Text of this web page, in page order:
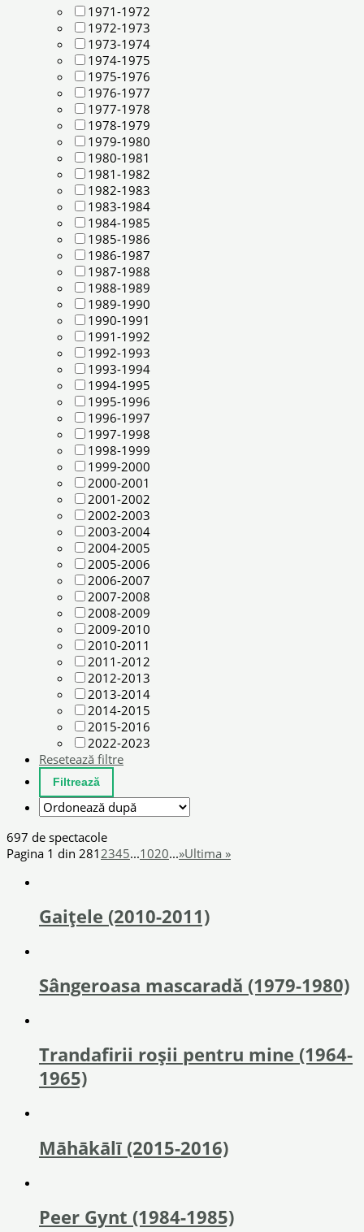
1971-1972
1972-1973
1973-1974
1974-1975
1975-1976
1976-1977
1977-1978
1978-1979
1979-1980
1980-1981
1981-1982
1982-1983
1983-1984
1984-1985
1985-1986
1986-1987
1987-1988
1988-1989
1989-1990
1990-1991
1991-1992
1992-1993
1993-1994
1994-1995
1995-1996
1996-1997
1997-1998
1998-1999
1999-2000
2000-2001
2001-2002
2002-2003
2003-2004
2004-2005
2005-2006
2006-2007
2007-2008
2008-2009
2009-2010
2010-2011
2011-2012
2012-2013
2013-2014
2014-2015
2015-2016
2022-2023
Resetează filtre
697 de spectacole
Pagina 1 din 281 2345...1020...»Ultima »
Gaițele (2010-2011)
Sângeroasa mascaradă (1979-1980)
Trandafirii roşii pentru mine (1964-
1965)
Māhākālī (2015-2016)
Peer Gynt (1984-1985)